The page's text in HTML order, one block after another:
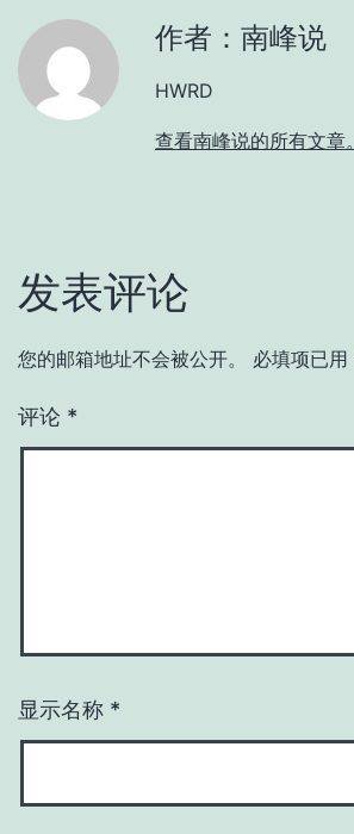
作者：南峰说
HWRD
查看南峰说的所有文章。
发表评论
您的邮箱地址不会被公开。 必填项已用
评论 *
显示名称 *